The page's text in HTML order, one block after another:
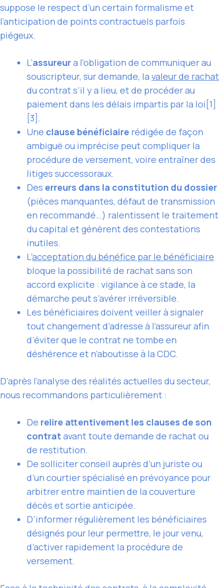
suppose le respect d’un certain formalisme et
l’anticipation de points contractuels parfois
piégeux.
L’assureura l’obligation de communiquer au
souscripteur, sur demande, la valeur de rachat
du contrat s’il y a lieu, et de procéder au
paiement dans les délais impartis par la loi[1]
[3].
Une clause bénéficiaire rédigée de façon
ambiguë ou imprécise peut compliquer la
procédure de versement, voire entraîner des
litiges successoraux.
Des erreurs dans la constitution du dossier
(pièces manquantes, défaut de transmission
en recommandé…) ralentissent le traitement
du capital et génèrent des contestations
inutiles.
L’acceptation du bénéfice par le bénéficiaire
bloque la possibilité de rachat sans son
accord explicite : vigilance à ce stade, la
démarche peut s’avérer irréversible.
Les bénéficiaires doivent veiller à signaler
tout changement d’adresse à l’assureur afin
d’éviter que le contrat ne tombe en
déshérence et n’aboutisse à la CDC.
D’après l’analyse des réalités actuelles du secteur,
nous recommandons particulièrement :
De relire attentivement les clauses de son
contrat avant toute demande de rachat ou
de restitution.
De solliciter conseil auprès d’un juriste ou
d’un courtier spécialisé en prévoyance pour
arbitrer entre maintien de la couverture
décès et sortie anticipée.
D’informer régulièrement les bénéficiaires
désignés pour leur permettre, le jour venu,
d’activer rapidement la procédure de
versement.